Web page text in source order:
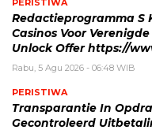
PERISTIWA
Redactieprogramma S
Casinos Voor
Unlock Offer https://
Rabu, 5 Agu 2026 - 06:48 WIB
PERISTIWA
Transparantie In
Gecontroleerd